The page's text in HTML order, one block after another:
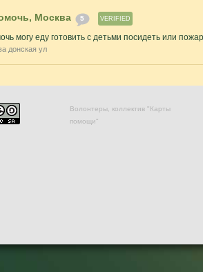
Москва 5 VERIFIED
могу еду готовить с детьми посидеть или
донская ул
Волонтеры, коллектив "Карты
помощи"